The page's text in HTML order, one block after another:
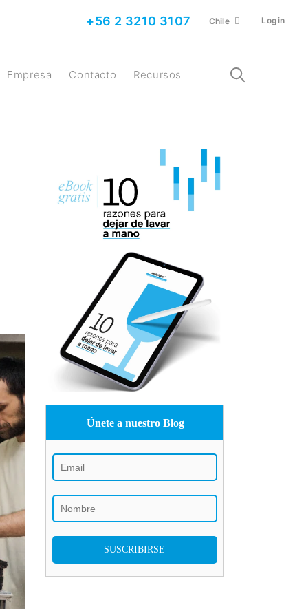
+56 2 3210 3107 Chile Login
Empresa Contacto Recursos
Únete a nuestro Blog